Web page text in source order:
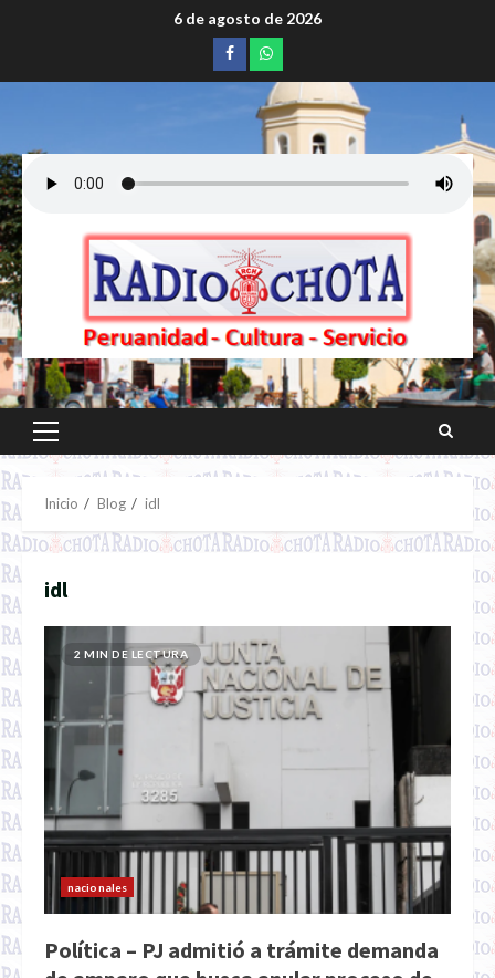
6 de agosto de 2026
Facebookwhatsapp
Menú
principal
Inicio Blog idl
idl
2 MIN DE LECTURA
nacionales
Política – PJ admitió a trámite demanda